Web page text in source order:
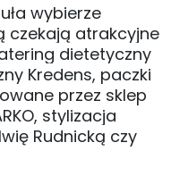
wybierze
czekają atrakcyjne
dietetyczny
Kredens, paczki
przez sklep
stylizacja
Rudnicką czy